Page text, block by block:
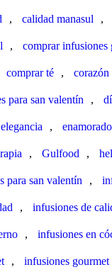
, calidad manasul ,
, comprar infusiones
comprar té , corazón
para san valentín ,
elegancia ,
, Gulfood ,
para san valentín ,
, infusiones de
, infusiones en
, infusiones